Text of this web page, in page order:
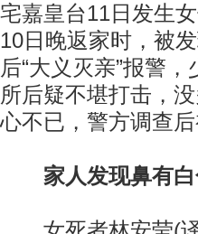
宅嘉皇台11日发生
10日晚返家时，被
后“大义灭亲”报警
所后疑不堪打击，
心不已，警方调查
家人发现鼻有